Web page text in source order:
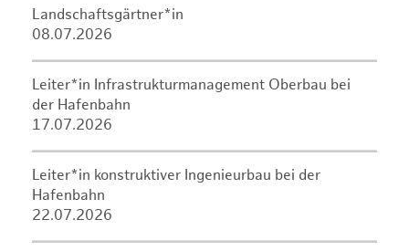
Landschaftsgärtner*in
08.07.2026
Leiter*in Infrastrukturmanagement Oberbau bei
der Hafenbahn
17.07.2026
Leiter*in konstruktiver Ingenieurbau bei der
Hafenbahn
22.07.2026